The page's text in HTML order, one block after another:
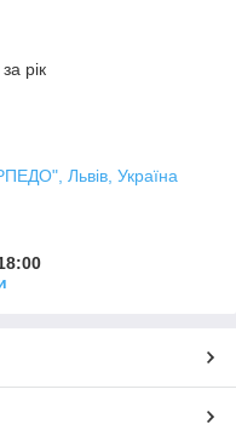
рік
Львів, Україна